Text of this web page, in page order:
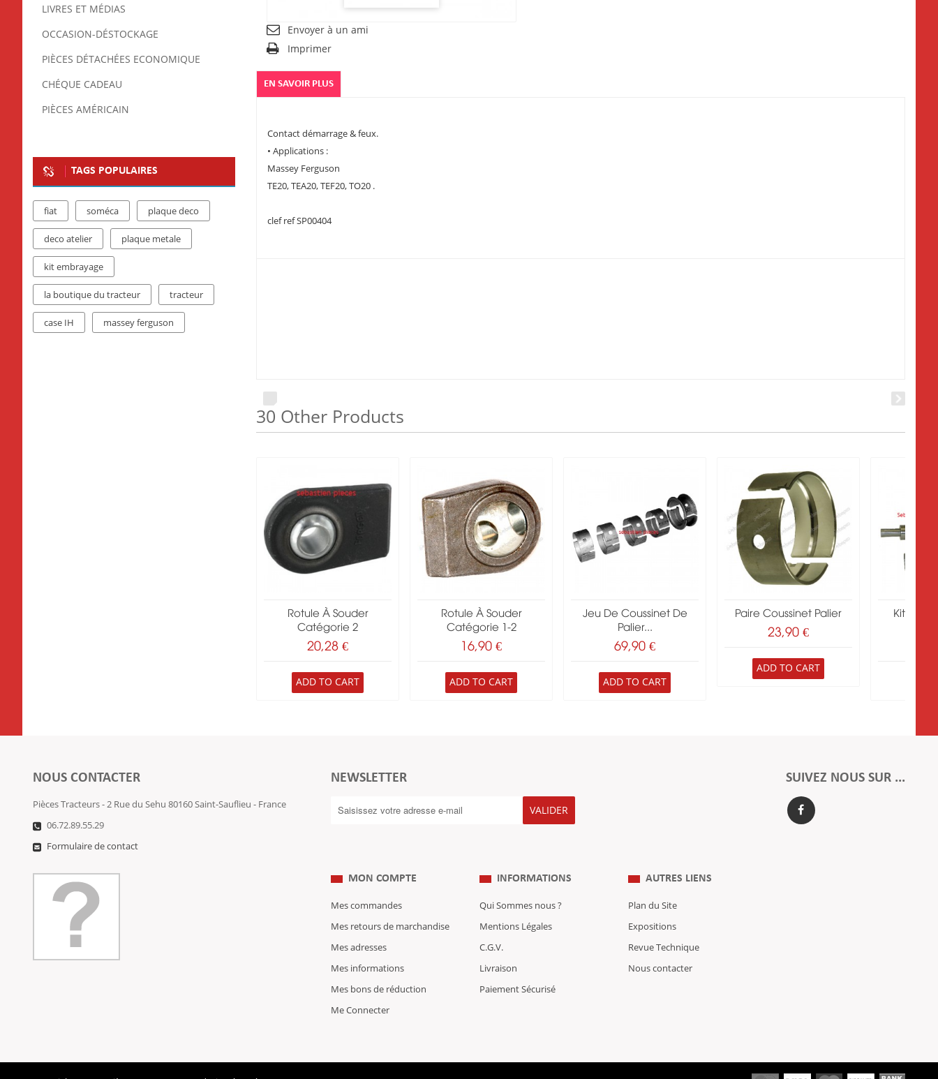
LIVRES ET MÉDIAS
OCCASION-DÉSTOCKAGE
PIÈCES DÉTACHÉES ECONOMIQUE
CHÉQUE CADEAU
PIÈCES AMÉRICAIN
TAGS POPULAIRES
fiat soméca plaque deco
deco atelier plaque metale
kit embrayage
la boutique du tracteur tracteur
case IH massey ferguson
Envoyer à un ami
Imprimer
EN SAVOIR PLUS
Contact démarrage & feux.
• Applications :
Massey Ferguson
TE20, TEA20, TEF20, TO20 .
clef ref SP00404
30 Other Products
Rotule À Souder
Catégorie 2
20,28 €
ADD TO CART
Rotule À Souder
Catégorie 1-2
16,90 €
ADD TO CART
Jeu De Coussinet De
Palier...
69,90 €
ADD TO CART
Paire Coussinet Palier
23,90 €
ADD TO CART
Kit
NOUS CONTACTER
Pièces Tracteurs - 2 Rue du Sehu 80160 Saint-Sauflieu - France
06.72.89.55.29
Formulaire de contact
NEWSLETTER
VALIDER
SUIVEZ NOUS SUR ...
MON COMPTE
Mes commandes
Mes retours de marchandise
Mes adresses
Mes informations
Mes bons de réduction
Me Connecter
INFORMATIONS
Qui Sommes nous ?
Mentions Légales
C.G.V.
Livraison
Paiement Sécurisé
AUTRES LIENS
Plan du Site
Expositions
Revue Technique
Nous contacter